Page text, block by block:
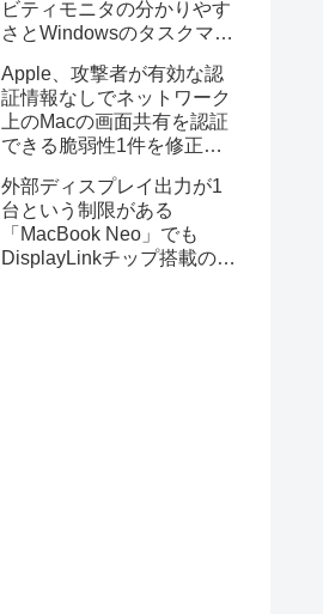
ビティモニタの分かりやす
さとWindowsのタスクマネ
Mac用システムモニタアプ
リ「Task Manager TMOG」
のBeta版を公開。
Apple、攻撃者が有効な認
証情報なしでネットワーク
上のMacの画面共有を認証
できる脆弱性1件を修正し
や「macOS Sequoia
15.7.9/Sonoma 14.8.9」を
リリース。
外部ディスプレイ出力が1
台という制限がある
「MacBook Neo」でも
DisplayLinkチップ搭載の